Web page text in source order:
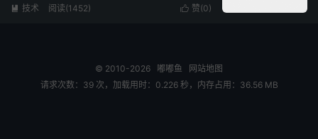
 赞(0)
 技术 阅读(1452)
© 2010-2026 嘟嘟鱼
网站地图
请求次数：39 次，加载用时：0.226 秒，内存占用：36.56 MB